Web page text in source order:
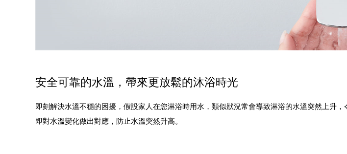
安全可靠的水溫，帶來更放鬆的沐浴時光
即刻解決水溫不穩的困擾，假設家人在您淋浴時用水，類似狀況常會導致淋浴的水溫突然上升
即對水溫變化做出對應，防止水溫突然升高。